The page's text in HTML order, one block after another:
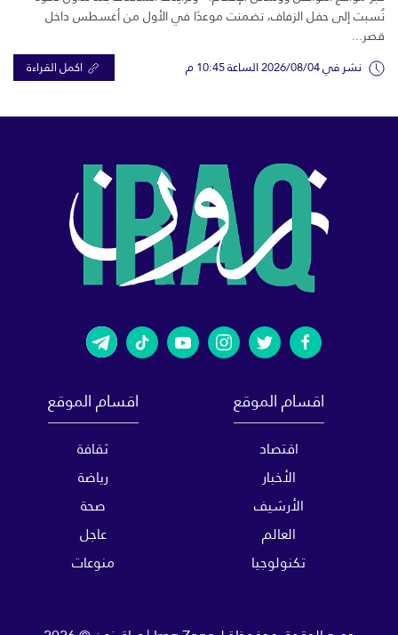
نُسبت إلى حفل الزفاف، تضمنت موعدًا في الأول من أغسطس داخل
قصر...
نشر في 2026/08/04 الساعة 10:45 م اكمل القراءة
اقسام الموقع
اقتصاد
الأخبار
الأرشيف
العالم
تكنولوجيا
اقسام الموقع
ثقافة
رياضة
صحة
عاجل
منوعات